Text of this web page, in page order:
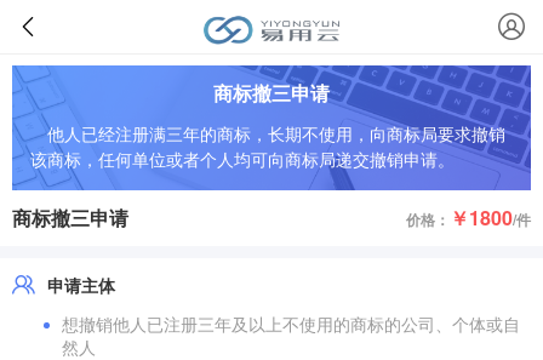
商标撤三申请
他人已经注册满三年的商标，长期不使用，向商标局要求撤销
该商标，任何单位或者个人均可向商标局递交撤销申请。
商标撤三申请 价格： ￥1800/件
申请主体
想撤销他人已注册三年及以上不使用的商标的公司、个体或自
然人